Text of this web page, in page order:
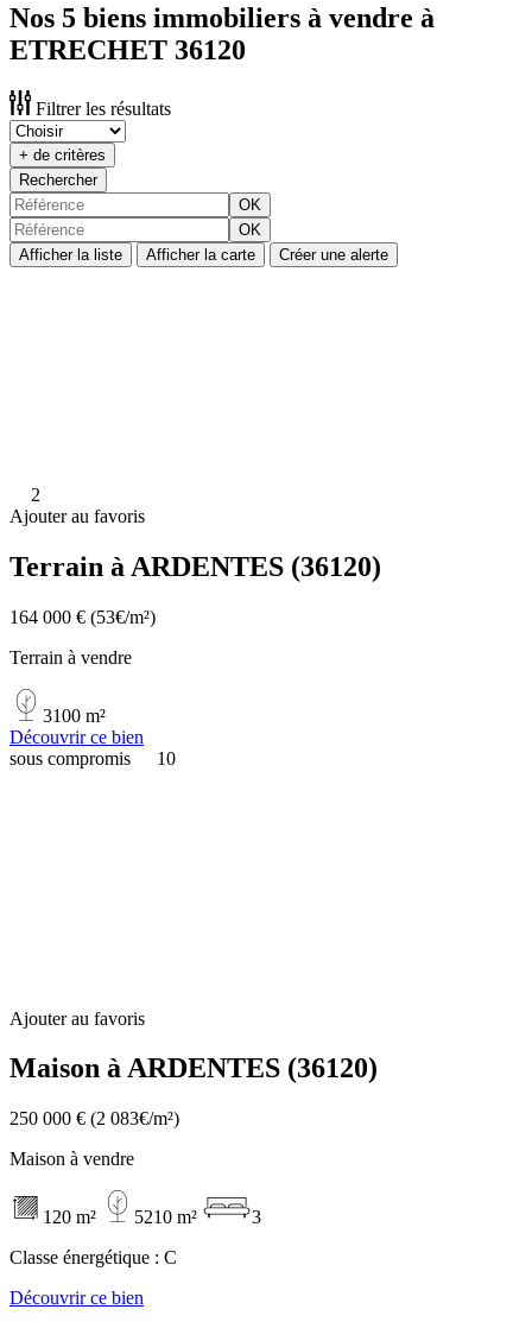
Nos 5 biens immobiliers à vendre à
ETRECHET 36120
Filtrer les résultats
+ de critères
Rechercher
OK
OK
Afficher la liste
Afficher la carte Créer une alerte
2
Ajouter au favoris
Terrain à ARDENTES (36120)
164 000 € (53€/m²)
Terrain à vendre
3100 m²
Découvrir ce bien
sous compromis
10
Ajouter au favoris
Maison à ARDENTES (36120)
250 000 € (2 083€/m²)
Maison à vendre
120 m² 5210 m²
3
Classe énergétique : C
Découvrir ce bien